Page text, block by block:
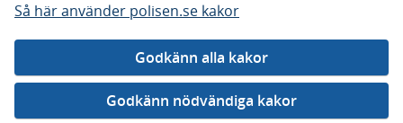
Så här använder polisen.se kakor